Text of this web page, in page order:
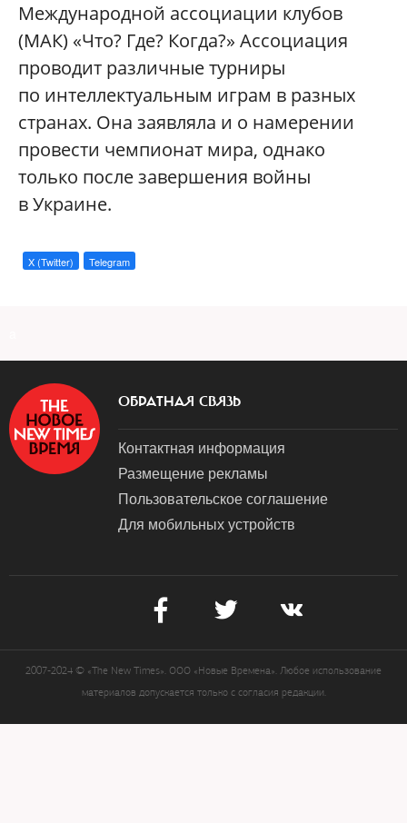
Международной ассоциации клубов
(МАК) «Что? Где? Когда?» Ассоциация
проводит различные турниры
по интеллектуальным играм в разных
странах. Она заявляла и о намерении
провести чемпионат мира, однако
только после завершения войны
в Украине.
X (Twitter) Telegram
ОБРАТНАЯ СВЯЗЬ
Контактная информация
Размещение рекламы
Пользовательское соглашение
Для мобильных устройств
2007-2024 © «The New Times». ООО «Новые Времена». Любое использование
материалов допускается только с согласия редакции.